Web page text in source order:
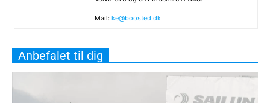
Mail: ke@boosted.dk